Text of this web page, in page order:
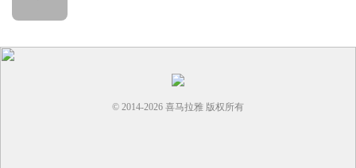
© 2014-2026 喜马拉雅 版权所有